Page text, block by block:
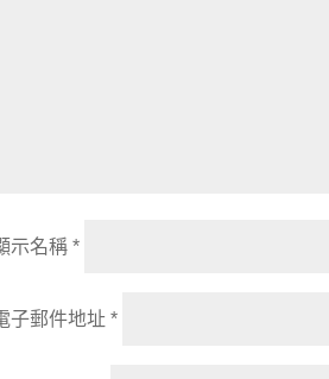
示名稱*
子郵件地址*